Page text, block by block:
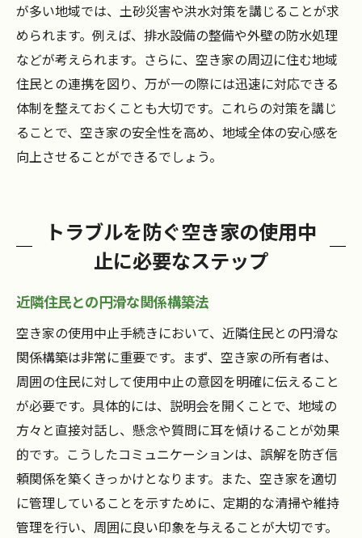
が多い地域では、土砂災害や洪水対策を講じることが求
められます。例えば、排水設備の整備や外壁の防水処理
などが考えられます。さらに、空き家の周辺に住む地域
住民との連携を図り、万が一の際には迅速に対応できる
体制を整えておくことも大切です。これらの対策を講じ
ることで、空き家の安全性を高め、地域全体の安心感を
向上させることができるでしょう。
トラブルを防ぐ空き家の使用中
止に必要なステップ
近隣住民との円滑な関係構築法
空き家の使用中止手続きにおいて、近隣住民との円滑な
関係構築は非常に重要です。まず、空き家の所有者は、
周囲の住民に対して使用中止の意図を明確に伝えること
が必要です。具体的には、説明会を開くことで、地域の
方々と直接対話し、懸念や質問に耳を傾けることが効果
的です。こうしたコミュニケーションは、誤解を防ぎ信
頼関係を築くきっかけとなります。また、空き家を適切
に管理していることを示すために、定期的な清掃や維持
管理を行い、周囲に良い印象を与えることが大切です。